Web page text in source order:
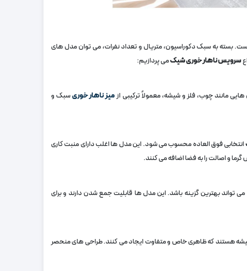
بسته به سبک دکوراسیون، متریال و تعداد نفرات، می ‌توان مدل‌ های
سرویس ناهار خوری شیکمی ‌پردازیم:
مانند چوب، فلز و شیشه، معمولاً ترکیبی ازمیز ناهار خوریسبک و
انتخابی فوق‌ العاده محسوب می ‌شود. این مدل ‌ها اغلب دارای منبت‌ کاری‌
و اصالت را به فضا اضافه می ‌کنند.
‌تواند بهترین گزینه باشد. این مدل‌ ها قابلیت جمع شدن دارند و برای
هستند که ظاهری خاص و متفاوت ایجاد می ‌کنند. طراحی ‌های منحصر